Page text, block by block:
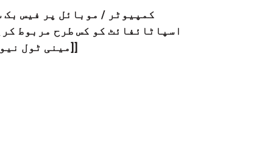
کمپیوٹر / موبائل پر فیس بک
اسپاٹائفائٹ کو کس طرح مربوط
[[مینی ٹول